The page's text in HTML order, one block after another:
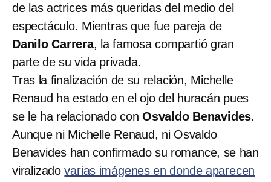
de las actrices más queridas del medio del
espectáculo. Mientras que fue pareja de
Danilo Carrera, la famosa compartió gran
parte de su vida privada.
Tras la finalización de su relación, Michelle
Renaud ha estado en el ojo del huracán pues
se le ha relacionado conOsvaldo Benavides.
Aunque ni Michelle Renaud, ni Osvaldo
Benavides han confirmado su romance, se han
viralizadovarias imágenes en donde aparecen